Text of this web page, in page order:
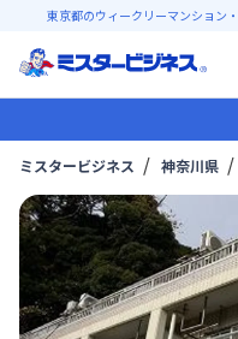
東京都のウィークリーマンション
ミスタービジネス 神奈川県